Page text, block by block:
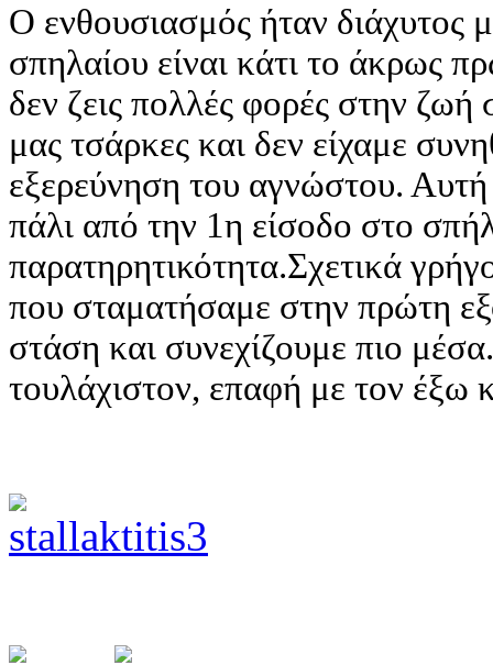
Ο ενθουσιασμός ήταν διάχυτος
σπηλαίου είναι κάτι το άκρως
δεν ζεις πολλές φορές στην
μας τσάρκες και δεν είχαμε
εξερεύνηση του αγνώστου.
πάλι από την 1η είσοδο στο
παρατηρητικότητα.Σχετικά
που σταματήσαμε στην πρώτη
στάση και συνεχίζουμε πιο
τουλάχιστον, επαφή με τον έξω